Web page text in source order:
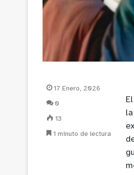
17 Enero, 2026
0
13
1 minuto de lectura